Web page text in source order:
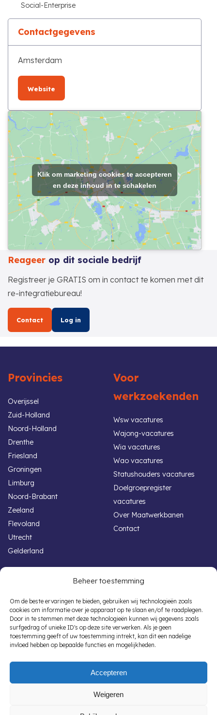
Beheer toestemming
Om de beste ervaringen te bieden, gebruiken wij technologieën zoals
cookies om informatie over je apparaat op te slaan en/of te raadplegen.
Door in te stemmen met deze technologieën kunnen wij gegevens zoals
surfgedrag of unieke ID's op deze site verwerken. Als je geen
toestemming geeft of uw toestemming intrekt, kan dit een nadelige
invloed hebben op bepaalde functies en mogelijkheden.
Accepteren
Weigeren
Social-Enterprise
Contactgegevens
Amsterdam
Website
Klik om marketing cookies te accepteren
en deze inhoud in te schakelen
Reageer op dit sociale bedrijf
Registreer je GRATIS om in contact te komen met dit
re-integratiebureau!
Contact Log in
Provincies
Overijssel
Zuid-Holland
Noord-Holland
Drenthe
Friesland
Groningen
Limburg
Noord-Brabant
Zeeland
Flevoland
Utrecht
Gelderland
Voor
werkzoekenden
Wsw vacatures
Wajong-vacatures
Wia vacatures
Wao vacatures
Statushouders vacatures
Doelgroepregister
vacatures
Over Maatwerkbanen
Contact
Handige links
Werken met een beperking
Overheid vacatures
Autisme vacatures
Banenafspraak Vacatures
Voor werkgevers
Banenafspraak
Participatiewet
Subsidieregelingen
Vacaturematching
Nieuwsberichten